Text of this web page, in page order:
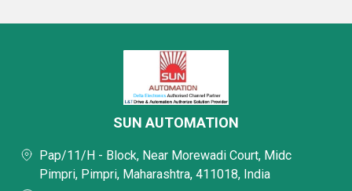
SUN AUTOMATION
Pap/11/H - Block, Near Morewadi Court, Midc
Pimpri, Pimpri, Maharashtra, 411018, India